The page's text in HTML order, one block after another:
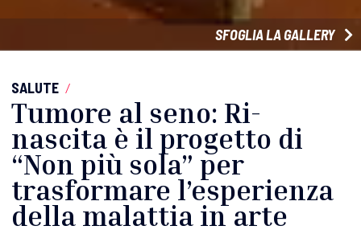
SFOGLIA LA GALLERY
SALUTE /
Tumore al seno: Ri-
nascita è il progetto di
“Non più sola” per
trasformare l’esperienza
della malattia in arte